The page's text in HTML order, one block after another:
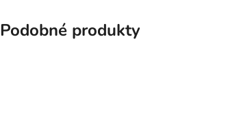
Podobné produkty